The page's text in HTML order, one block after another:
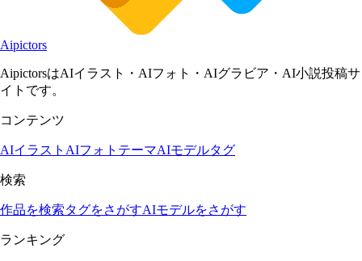
Aipictors
AipictorsはAIイラスト・AIフォト・AIグラビア・AI小説投稿サ
イトです。
コンテンツ
AIイラスト AIフォト テーマAIモデルタグ
検索
作品を検索タグをさがすAIモデルをさがす
ランキング